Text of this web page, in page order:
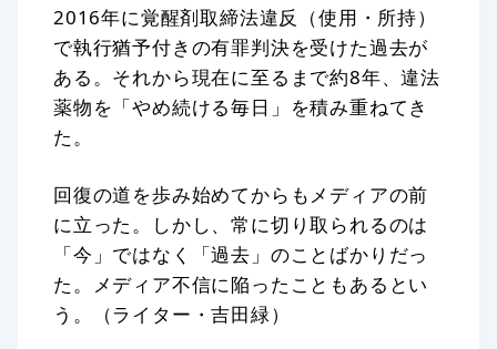
2016年に覚醒剤取締法違反（使用・所持）
で執行猶予付きの有罪判決を受けた過去が
ある。それから現在に至るまで約8年、違法
薬物を「やめ続ける毎日」を積み重ねてき
た。
回復の道を歩み始めてからもメディアの前
に立った。しかし、常に切り取られるのは
「今」ではなく「過去」のことばかりだっ
た。メディア不信に陥ったこともあるとい
う。（ライター・吉田緑）